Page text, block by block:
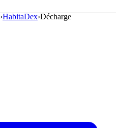
›HabitaDex›Décharge